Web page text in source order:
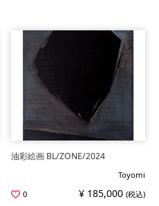
油彩絵画 BL/ZONE/2024
Toyomi
0
¥ 185,000 (税込)